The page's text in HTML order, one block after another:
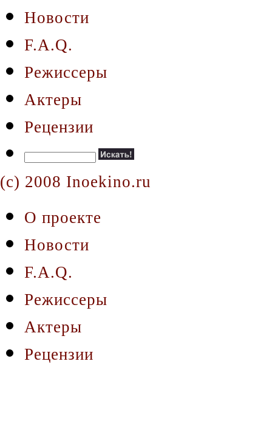
Новости
F.A.Q.
Режиссеры
Актеры
Рецензии
(c) 2008 Inoekino.ru
О проекте
Новости
F.A.Q.
Режиссеры
Актеры
Рецензии